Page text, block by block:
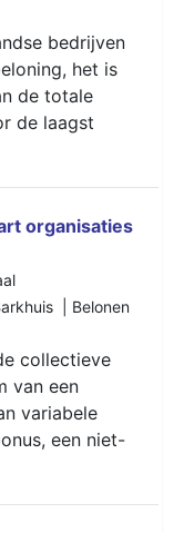
bedrijven
het is
de totale
de laagst
organisaties
| Belonen
collectieve
van een
variabele
een niet-